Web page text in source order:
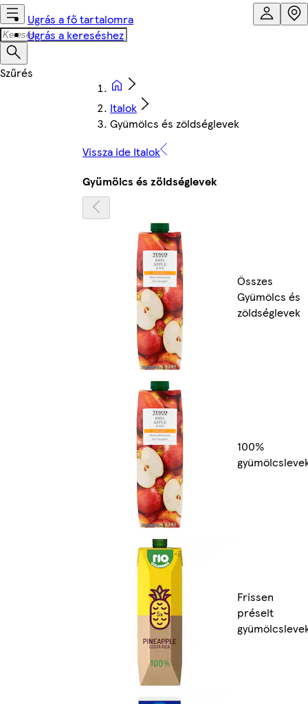
Ugrás a fő tartalomra
Ugrás a kereséshez
Italok
Gyümölcs és zöldséglevek
Vissza ide Italok
Gyümölcs és zöldséglevek
Összes
Gyümölcs és
zöldséglevek
100%
Frissen
préselt